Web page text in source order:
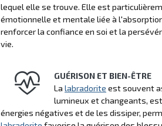
lequel elle se trouve. Elle est
émotionnelle et mentale liée à
renforcer la confiance en soi et la
vie.
GUÉRISON ET BIEN-ÊTRE
La labradorite est souvent
lumineux et changeants,
énergies négatives et de les dissiper,